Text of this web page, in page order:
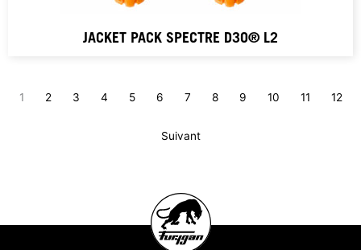
JACKET PACK SPECTRE D3O® L2
1 2 3 4 5 6 7 8 9 10 11 12
Suivant